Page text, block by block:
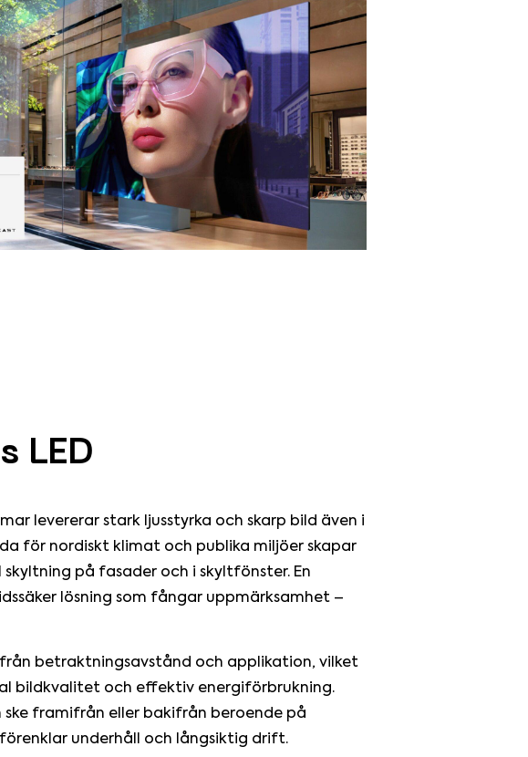
LED
levererar stark ljusstyrka och skarp bild även i
för nordiskt klimat och publika miljöer skapar
på fasader och i skyltfönster. En
lösning som fångar uppmärksamhet –
betraktningsavstånd och applikation, vilket
bildkvalitet och effektiv energiförbrukning.
ske framifrån eller bakifrån beroende på
underhåll och långsiktig drift.